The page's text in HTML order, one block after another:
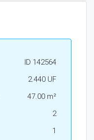
ID 142564
2.440 UF
47.00 m²
2
1